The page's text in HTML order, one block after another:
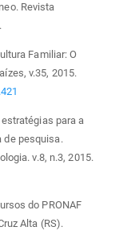
Revista
Familiar: O
v.35, 2015.
estratégias para a
de pesquisa.
v.8, n.3, 2015.
do PRONAF
Alta (RS).